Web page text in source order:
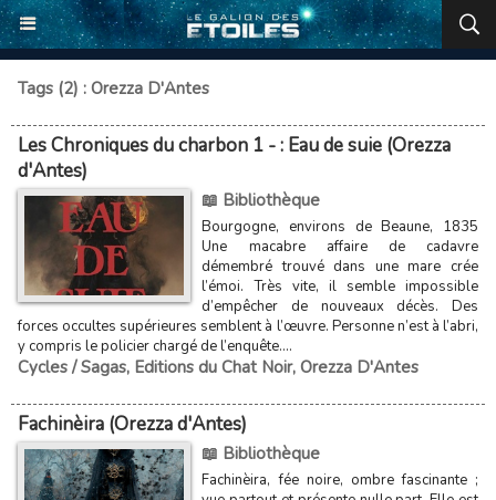
Tags (2) : Orezza D'Antes
Les Chroniques du charbon 1 - : Eau de suie (Orezza
d'Antes)
📖 Bibliothèque
Bourgogne, environs de Beaune, 1835
Une macabre affaire de cadavre
démembré trouvé dans une mare crée
l’émoi. Très vite, il semble impossible
d’empêcher de nouveaux décès. Des
forces occultes supérieures semblent à l’œuvre. Personne n’est à l’abri,
y compris le policier chargé de l’enquête....
Cycles / Sagas, Editions du Chat Noir, Orezza D'Antes
Fachinèira (Orezza d'Antes)
📖 Bibliothèque
Fachinèira, fée noire, ombre fascinante ;